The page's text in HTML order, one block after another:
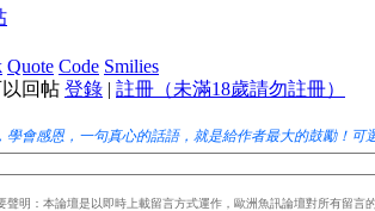
Quote Code Smilies
回帖 登錄 | 註冊（未滿18歲請勿註冊）
學會感恩，一句真心的話語，就是給作者最大的鼓勵！可
聲明：本論壇是以即時上載留言方式運作，歐洲魚訊論壇對所有留